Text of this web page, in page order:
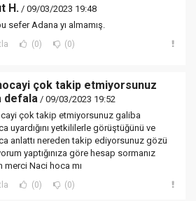
H. / 09/03/2023 19:48
sefer Adana yı almamış.
(0) (0)
çok takip etmiyorsunuz
defala / 09/03/2023 19:52
çok takip etmiyorsunuz galiba
uyardığını yetkililerle görüştüğünü ve
anlattı nereden takip ediyorsunuz gözü
yaptığınıza göre hesap sormanız
merci Naci hoca mı
(0) (0)